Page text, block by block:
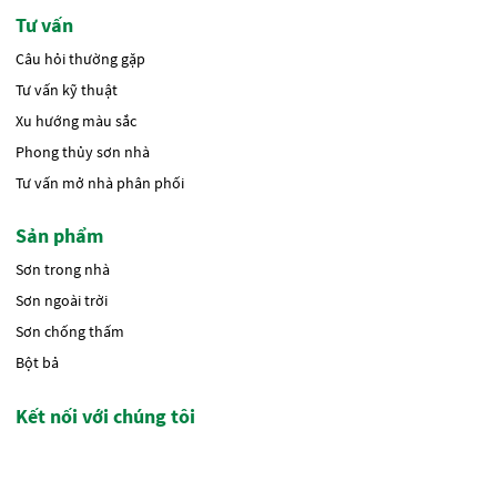
Tư vấn
Câu hỏi thường gặp
Tư vấn kỹ thuật
Xu hướng màu sắc
Phong thủy sơn nhà
Tư vấn mở nhà phân phối
Sản phẩm
Sơn trong nhà
Sơn ngoài trời
Sơn chống thấm
Bột bả
Kết nối với chúng tôi